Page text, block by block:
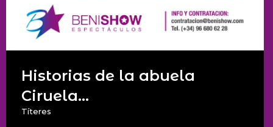
Historias de la abuela
Ciruela...
Títeres